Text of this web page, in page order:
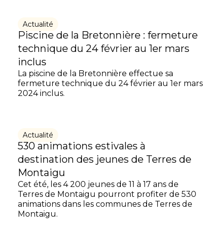
Actualité
Piscine de la Bretonnière : fermeture
technique du 24 février au 1er mars
inclus
La piscine de la Bretonnière effectue sa
fermeture technique du 24 février au 1er mars
2024 inclus.
Actualité
530 animations estivales à
destination des jeunes de Terres de
Montaigu
Cet été, les 4 200 jeunes de 11 à 17 ans de
Terres de Montaigu pourront profiter de 530
animations dans les communes de Terres de
Montaigu.